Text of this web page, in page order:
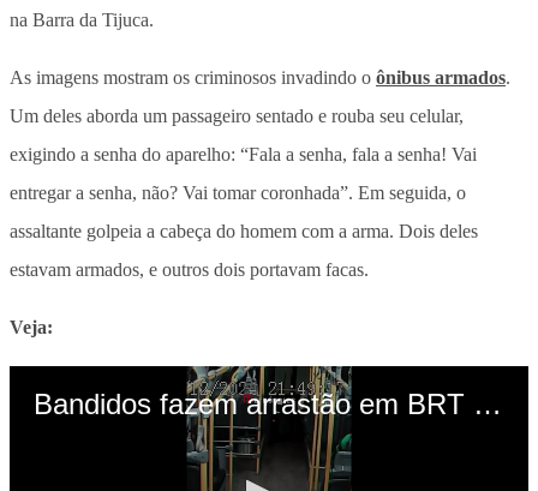
na Barra da Tijuca.
As imagens mostram os criminosos invadindo o ônibus armados.
Um deles aborda um passageiro sentado e rouba seu celular,
exigindo a senha do aparelho: “Fala a senha, fala a senha! Vai
entregar a senha, não? Vai tomar coronhada”. Em seguida, o
assaltante golpeia a cabeça do homem com a arma. Dois deles
estavam armados, e outros dois portavam facas.
Veja: